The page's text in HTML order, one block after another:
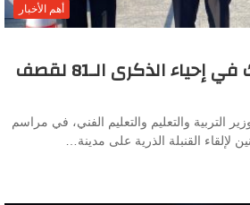
أهم الأخبار
وزير التعليم يشارك في إحياء الذكرى الـ81 لقصف
التربية والتعليم والتعليم الفني، في مراسم
لإلقاء القنبلة الذرية على مدينة…